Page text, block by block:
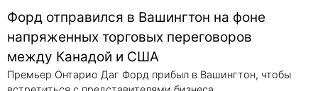
Форд отправился в Вашингтон на фоне
напряженных торговых переговоров
между Канадой и США
Премьер Онтарио Даг Форд прибыл в Вашингтон, чтобы